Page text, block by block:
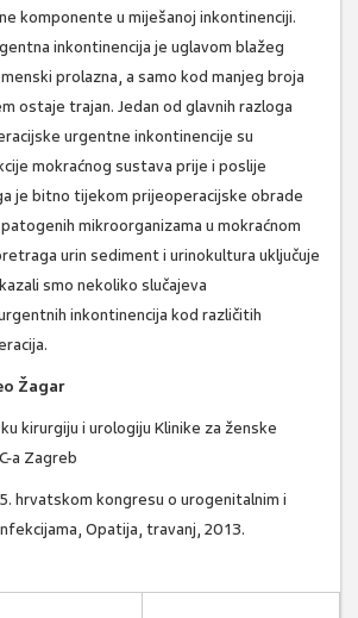
komponente u miješanoj inkontinenciji.
inkontinencija je uglavom blažeg
prolazna, a samo kod manjeg broja
ostaje trajan. Jedan od glavnih razloga
urgentne inkontinencije su
mokraćnog sustava prije i poslije
je bitno tijekom prijeoperacijske obrade
mikroorganizama u mokraćnom
urin sediment i urinokultura uključuje
smo nekoliko slučajeva
inkontinencija kod različitih
Žagar
kirurgiju i urologiju Klinike za ženske
a Zagreb
hrvatskom kongresu o urogenitalnim i
Opatija, travanj, 2013.